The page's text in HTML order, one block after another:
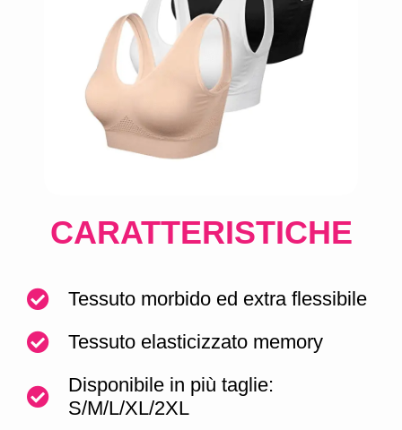
CARATTERISTICHE
Tessuto morbido ed extra flessibile
Tessuto elasticizzato memory
Disponibile in più taglie:
S/M/L/XL/2XL